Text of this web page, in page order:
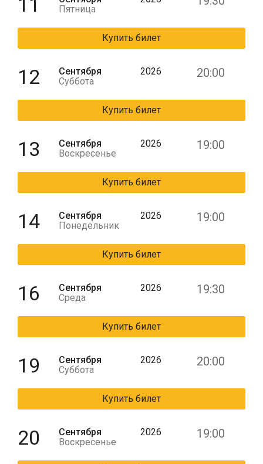
Пятница
Купить билет
12
Сентября
Суббота
2026 20:00
Купить билет
13
Сентября
Воскресенье
2026 19:00
Купить билет
14
Сентября
Понедельник
2026 19:00
Купить билет
16
Сентября
Среда
2026 19:30
Купить билет
19
Сентября
Суббота
2026 20:00
Купить билет
20
Сентября
Воскресенье
2026 19:00